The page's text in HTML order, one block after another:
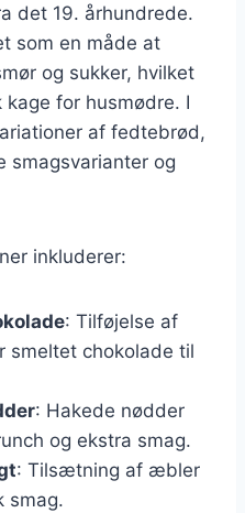
det 19. århundrede.
som en måde at
og sukker, hvilket
for husmødre. I
af fedtebrød,
smagsvarianter og
inkluderer:
: Tilføjelse af
smeltet chokolade til
: Hakede nødder
og ekstra smag.
: Tilsætning af æbler
smag.